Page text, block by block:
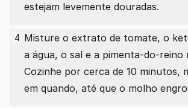
estejam levemente douradas.
4 Misture o extrato de tomate, o
a água, o sal e a pimenta-do-reino
Cozinhe por cerca de 10 minutos,
em quando, até que o molho